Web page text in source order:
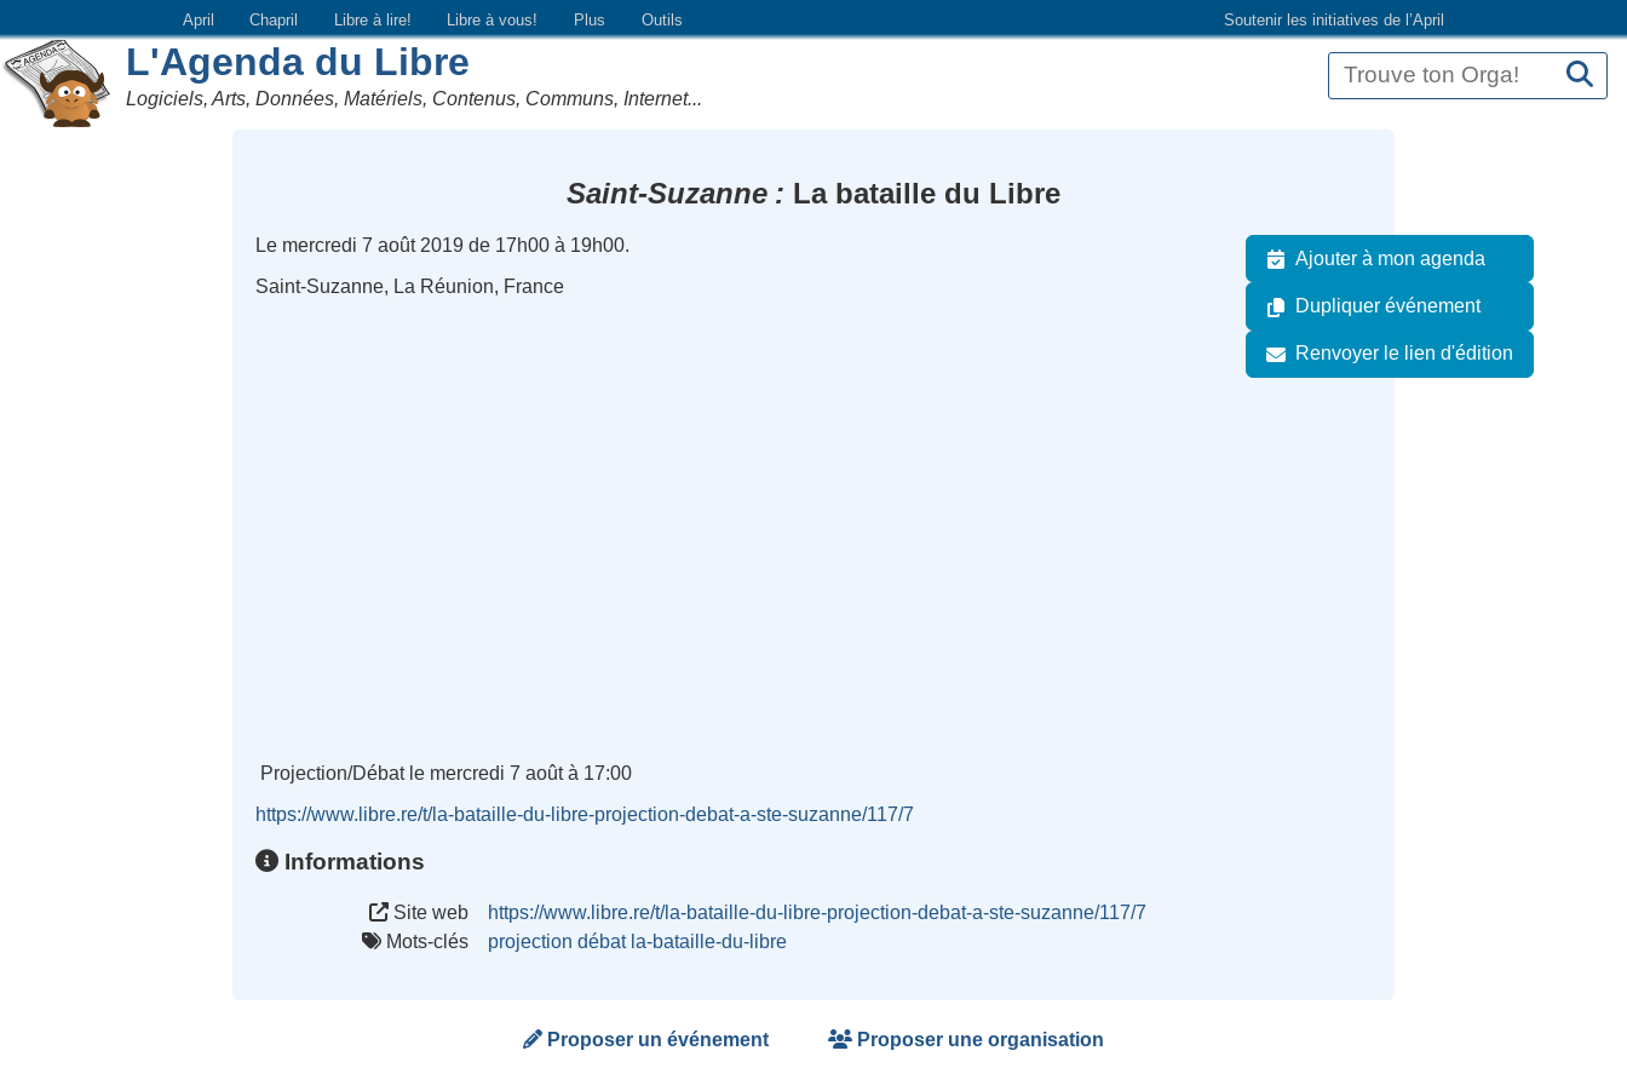
Soutenir les initiatives de l’April
April Chapril Libre à lire! Libre à vous! Plus Outils
L'Agenda du Libre
Logiciels, Arts, Données, Matériels, Contenus, Communs, Internet...
Saint-Suzanne La bataille du Libre
Ajouter à mon agenda
Dupliquer événement
Renvoyer le lien d'édition
Le mercredi 7 août 2019 de 17h00 à 19h00.
Saint-Suzanne, La Réunion, France
Projection/Débat le mercredi 7 août à 17:00
https://www.libre.re/t/la-bataille-du-libre-projection-debat-a-ste-suzanne/117/7
Informations
Site web
https://www.libre.re/t/la-bataille-du-libre-projection-debat-a-ste-suzanne/117/7
Mots-clés
projection débat la-bataille-du-libre
Proposer un événement Proposer une organisation